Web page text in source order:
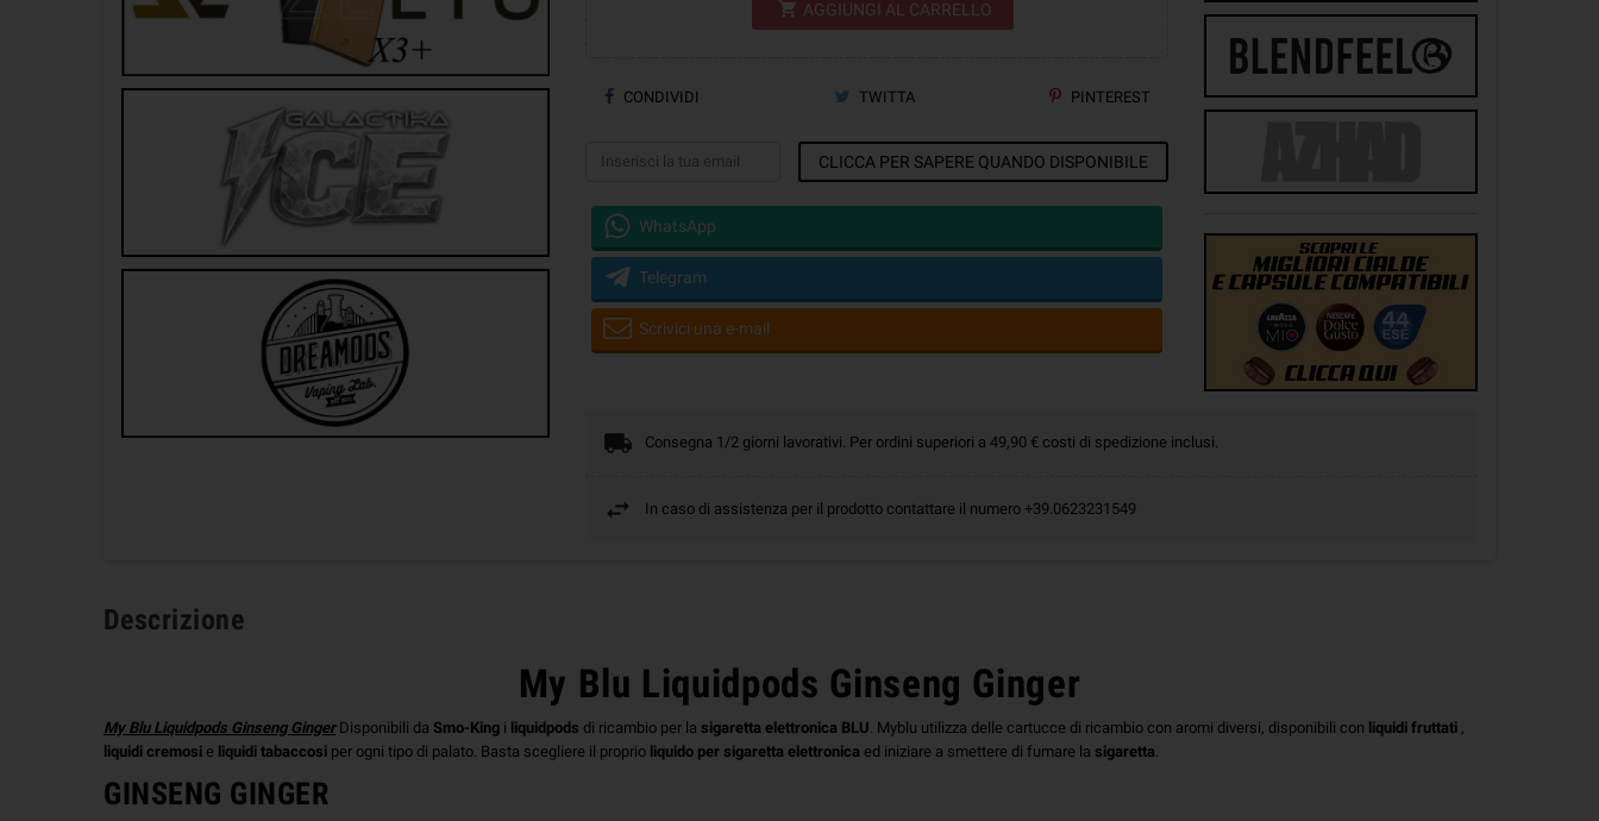
shopping_cart AGGIUNGI AL CARRELLO
CONDIVIDI TWITTA PINTEREST
CLICCA PER SAPERE QUANDO DISPONIBILE
WhatsApp
Telegram
Scrivici una e-mail
Consegna 1/2 giorni lavorativi. Per ordini superiori a 49,90 € costi di spedizione inclusi.
In caso di assistenza per il prodotto contattare il numero +39.0623231549
Descrizione
My Blu Liquidpods Ginseng Ginger
My Blu Liquidpods Ginseng GingerDisponibili da Smo-King i liquidpods di ricambio per la sigaretta elettronica BLU . Myblu utilizza delle cartucce di ricambio con aromi diversi, disponibili con liquidi fruttati
liquidi cremosi e liquidi tabaccosi per ogni tipo di palato. Basta scegliere il proprio liquido per sigaretta elettronica ed iniziare a smettere di fumare la sigaretta
GINSENG GINGER